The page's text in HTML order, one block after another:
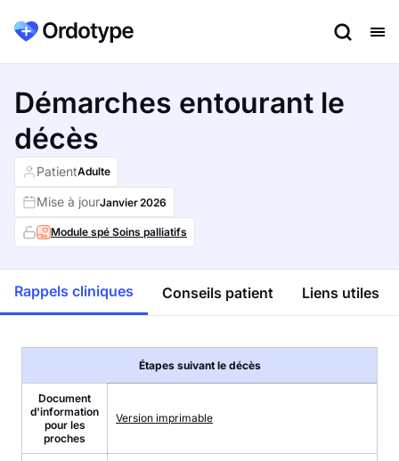
Démarches entourant le
décès
PatientAdulte
Mise à jourJanvier2026
Module spé Soins palliatifs
Rappels cliniques Conseils patient Liens utiles
Étapes suivant le décès
Document
d'information
pour les
proches
Version imprimable